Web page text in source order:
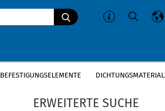
BEFESTIGUNGSELEMENTE DICHTUNGSMATERIAL
» Siphons und Sanitärartikel » Flaschensiphon
ERWEITERTE SUCHE